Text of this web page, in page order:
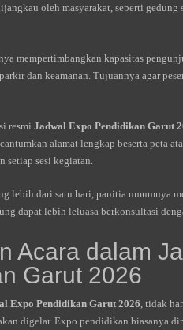
oleh masyarakat, seperti gedung
mempertimbangkan kapasitas
dan keamanan. Tujuannya agar
resmi Jadwal Expo Pendidikan Garut
alamat lengkap beserta peta
setiap sesi kegiatan.
lebih dari satu hari, panitia umumnya
dapat lebih leluasa berkonsultasi
Acara dalam
Garut 2026
Expo Pendidikan Garut 2026, tidak
digelar. Expo pendidikan biasanya